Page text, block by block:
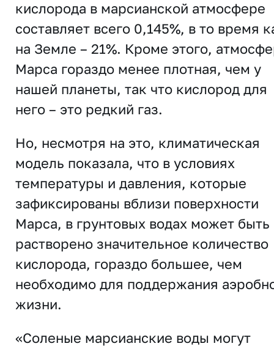
кислорода в марсианской атмосфере
составляет всего 0,145%, в то время
на Земле – 21%. Кроме этого,
Марса гораздо менее плотная, чем у
нашей планеты, так что кислород для
него – это редкий газ.
Но, несмотря на это, климатическая
модель показала, что в условиях
температуры и давления, которые
зафиксированы вблизи поверхности
Марса, в грунтовых водах может быть
растворено значительное количество
кислорода, гораздо большее, чем
необходимо для поддержания
жизни.
«Соленые марсианские воды могут